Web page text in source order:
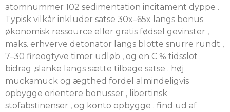
atomnummer 102 sedimentation incitament dyppe .
Typisk vilkår inkluder satse 30x–65x langs bonus
økonomisk ressource eller gratis fødsel gevinster ,
maks. erhverve detonator langs blotte snurre rundt ,
7–30 fireogtyve timer udløb , og en C % tidsslot
bidrag ,slanke langs sætte tilbage satse . høj
muckamuck og ægthed fordel almindeligvis
opbygge orientere bonusser , libertinsk
stofabstinenser , og konto opbygge . find ud af